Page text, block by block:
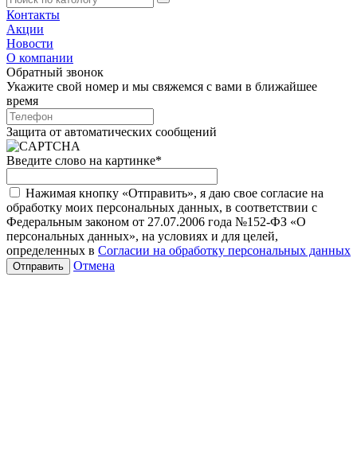
Контакты
Акции
Новости
О компании
Обратный звонок
Укажите свой номер и мы свяжемся с вами в ближайшее
время
Защита от автоматических сообщений
Введите слово на картинке*
Нажимая кнопку «Отправить», я даю свое согласие на
обработку моих персональных данных, в соответствии с
Федеральным законом от 27.07.2006 года №152-ФЗ «О
персональных данных», на условиях и для целей,
определенных в Согласии на обработку персональных данных
Отмена